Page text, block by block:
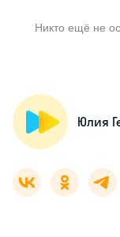
Никто ещё не
Юлия